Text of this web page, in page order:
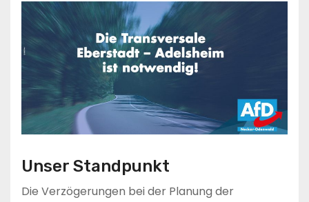
Unser Standpunkt
Die Verzögerungen bei der Planung der